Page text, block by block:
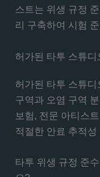
스트는 위생 규정
리 구축하여 시험
허가된 타투 스튜
허가된 타투 스튜
구역과 오염 구역
보험, 전문 아티스
적절한 안료 추적
타투 위생 규정 준